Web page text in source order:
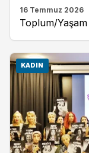
16 Temmuz 2026
Toplum/Yaşam
KADIN